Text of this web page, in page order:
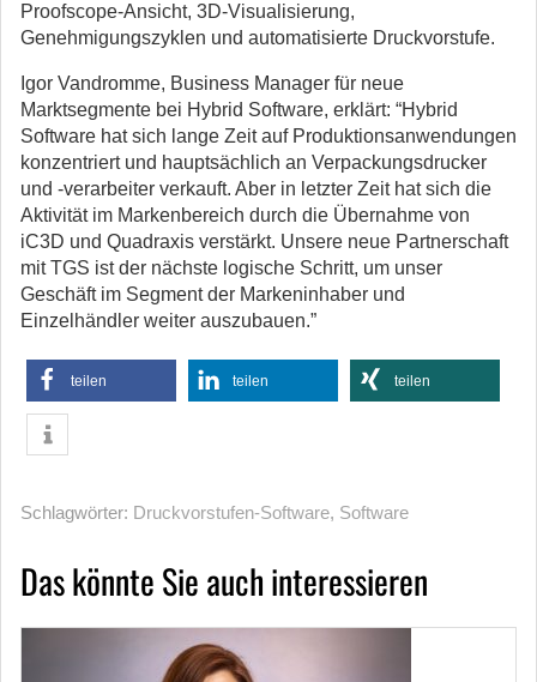
Proofscope-Ansicht, 3D-Visualisierung,
Genehmigungszyklen und automatisierte Druckvorstufe.
Igor Vandromme, Business Manager für neue
Marktsegmente bei Hybrid Software, erklärt: “Hybrid
Software hat sich lange Zeit auf Produktionsanwendungen
konzentriert und hauptsächlich an Verpackungsdrucker
und -verarbeiter verkauft. Aber in letzter Zeit hat sich die
Aktivität im Markenbereich durch die Übernahme von
iC3D und Quadraxis verstärkt. Unsere neue Partnerschaft
mit TGS ist der nächste logische Schritt, um unser
Geschäft im Segment der Markeninhaber und
Einzelhändler weiter auszubauen.”
teilen teilen teilen
Schlagwörter: Druckvorstufen-Software, Software
Das könnte Sie auch interessieren